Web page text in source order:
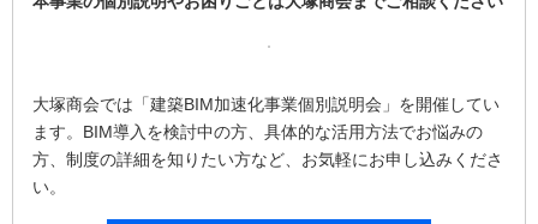
大塚商会では「建築BIM加速化事業個別説明会」を開催してい
ます。BIM導入を検討中の方、具体的な活用方法でお悩みの
方、制度の詳細を知りたい方など、お気軽にお申し込みくださ
い。